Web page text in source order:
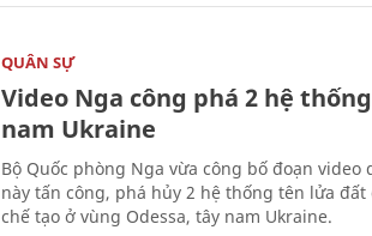
QUÂN SỰ
Video Nga công phá 2 hệ
nam Ukraine
Bộ Quốc phòng Nga vừa công bố đoạn
này tấn công, phá hủy 2 hệ thống tên lửa
chế tạo ở vùng Odessa, tây nam Ukraine.